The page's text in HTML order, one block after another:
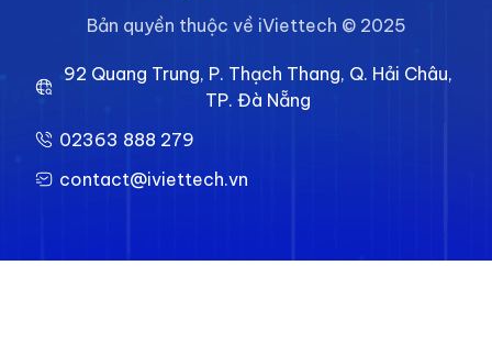
Bản quyền thuộc về iViettech © 2025
92 Quang Trung, P. Thạch Thang, Q. Hải Châu,
TP. Đà Nẵng
02363 888 279
contact@iviettech.vn